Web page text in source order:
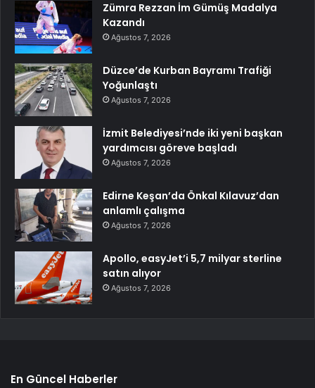
Zümra Rezzan İm Gümüş Madalya
Kazandı
Ağustos 7, 2026
Düzce’de Kurban Bayramı Trafiği
Yoğunlaştı
Ağustos 7, 2026
İzmit Belediyesi’nde iki yeni başkan
yardımcısı göreve başladı
Ağustos 7, 2026
Edirne Keşan’da Önkal Kılavuz’dan
anlamlı çalışma
Ağustos 7, 2026
Apollo, easyJet’i 5,7 milyar sterline
satın alıyor
Ağustos 7, 2026
En Güncel Haberler